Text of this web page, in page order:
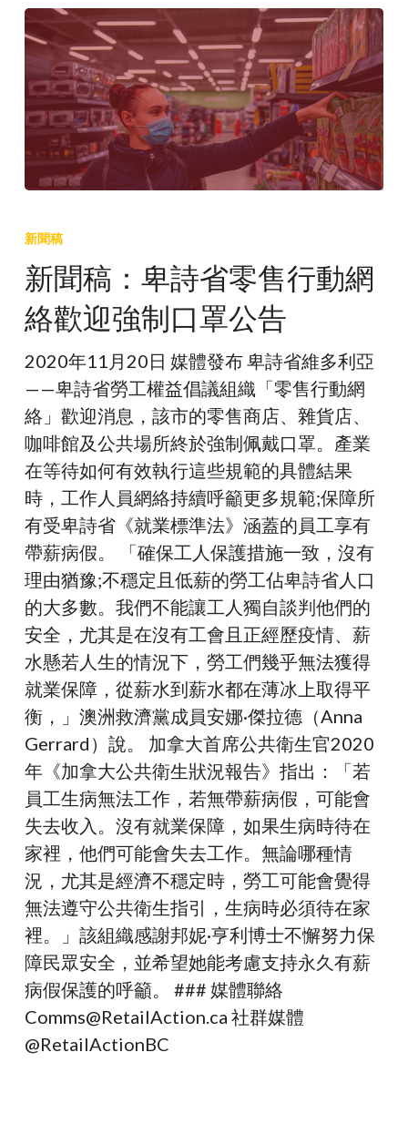
聞
卑
詩
省
零
售
行
動
網
絡
歡
迎
強
制
口
罩
公
告
新聞稿
新聞稿：卑詩省零售行動網
絡歡迎強制口罩公告
2020年11月20日 媒體發布 卑詩省維多利亞
——卑詩省勞工權益倡議組織「零售行動網
絡」歡迎消息，該市的零售商店、雜貨店、
咖啡館及公共場所終於強制佩戴口罩。產業
在等待如何有效執行這些規範的具體結果
時，工作人員網絡持續呼籲更多規範;保障所
有受卑詩省《就業標準法》涵蓋的員工享有
帶薪病假。 「確保工人保護措施一致，沒有
理由猶豫;不穩定且低薪的勞工佔卑詩省人口
的大多數。我們不能讓工人獨自談判他們的
安全，尤其是在沒有工會且正經歷疫情、薪
水懸若人生的情況下，勞工們幾乎無法獲得
就業保障，從薪水到薪水都在薄冰上取得平
衡，」澳洲救濟黨成員安娜·傑拉德（Anna
Gerrard）說。 加拿大首席公共衛生官2020
年《加拿大公共衛生狀況報告》指出：「若
員工生病無法工作，若無帶薪病假，可能會
失去收入。沒有就業保障，如果生病時待在
家裡，他們可能會失去工作。無論哪種情
況，尤其是經濟不穩定時，勞工可能會覺得
無法遵守公共衛生指引，生病時必須待在家
裡。」該組織感謝邦妮·亨利博士不懈努力保
障民眾安全，並希望她能考慮支持永久有薪
病假保護的呼籲。 ### 媒體聯絡
Comms@RetailAction.ca 社群媒體
@RetailActionBC